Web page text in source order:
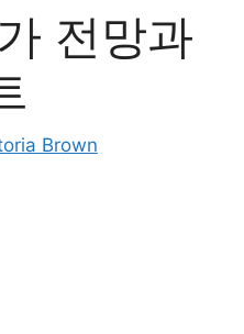
전망과
Brown